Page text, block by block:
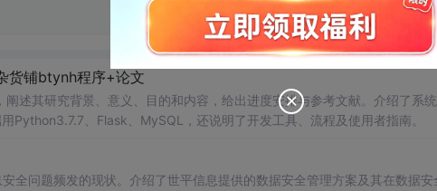
货铺btynh程序+论文
述其研究背景、意义、目的和内容，给出进度安排与参考文献。介绍了系
Python3.7.7、Flask、MySQL，还说明了开发工具、流程及使用者指南。
全问题频发的现状。介绍了世平信息提供的数据安全管理方案及其在数据安